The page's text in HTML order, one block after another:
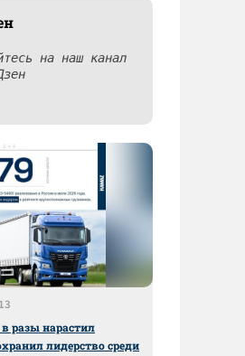
на наш канал
разы нарастил
лидерство среди